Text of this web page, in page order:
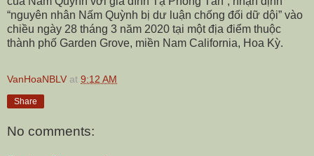
“nguyên nhân Nấm Quỳnh bị dư luận chống đối dữ dội” vào
chiều ngày 28 tháng 3 năm 2020 tại một địa điểm thuộc
thành phố Garden Grove, miền Nam California, Hoa Kỳ.
VanHoaNBLV at 9:12 AM
Share
No comments: